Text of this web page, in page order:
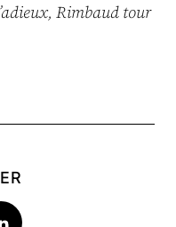
Rimbaud tour